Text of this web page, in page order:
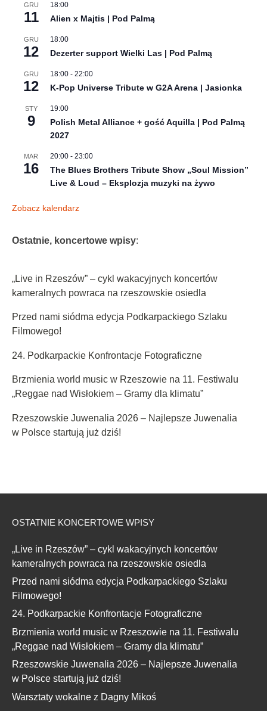
GRU
11
18:00
Alien x Majtis | Pod Palmą
GRU
12
18:00
Dezerter support Wielki Las | Pod Palmą
GRU
12
18:00 - 22:00
K-Pop Universe Tribute w G2A Arena | Jasionka
STY
9
19:00
Polish Metal Alliance + gość Aquilla | Pod Palmą
2027
MAR
16
20:00 - 23:00
The Blues Brothers Tribute Show „Soul Mission”
Live & Loud – Eksplozja muzyki na żywo
Zobacz kalendarz
Ostatnie, koncertowe wpisy:
„Live in Rzeszów” – cykl wakacyjnych koncertów
kameralnych powraca na rzeszowskie osiedla
Przed nami siódma edycja Podkarpackiego Szlaku
Filmowego!
24. Podkarpackie Konfrontacje Fotograficzne
Brzmienia world music w Rzeszowie na 11. Festiwalu
„Reggae nad Wisłokiem – Gramy dla klimatu”
Rzeszowskie Juwenalia 2026 – Najlepsze Juwenalia
w Polsce startują już dziś!
OSTATNIE KONCERTOWE WPISY
„Live in Rzeszów” – cykl wakacyjnych koncertów
kameralnych powraca na rzeszowskie osiedla
Przed nami siódma edycja Podkarpackiego Szlaku
Filmowego!
24. Podkarpackie Konfrontacje Fotograficzne
Brzmienia world music w Rzeszowie na 11. Festiwalu
„Reggae nad Wisłokiem – Gramy dla klimatu”
Rzeszowskie Juwenalia 2026 – Najlepsze Juwenalia
w Polsce startują już dziś!
Warsztaty wokalne z Dagny Mikoś